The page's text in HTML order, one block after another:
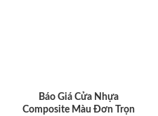
Báo Giá Cửa Nhựa
Composite Màu Đơn Trọn